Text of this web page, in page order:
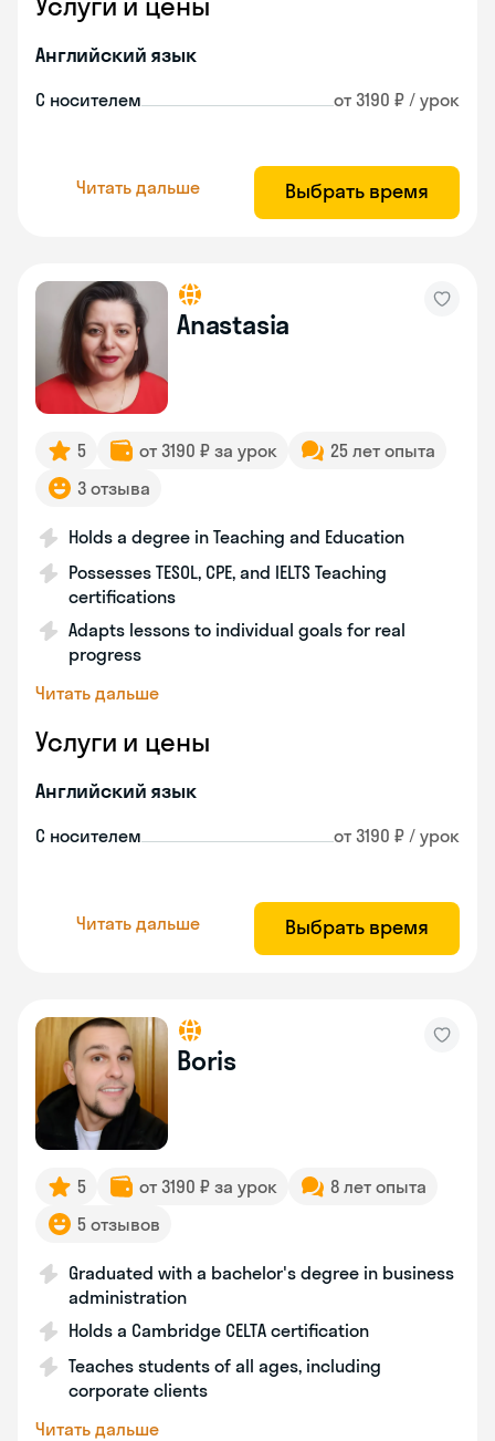
Английский язык
С носителем от 3190 ₽ / урок
Читать дальше Выбрать время
Anastasia
5 от 3190 ₽ за урок
25 лет опыта
3 отзыва
Holds a degree in Teaching and Education
Possesses TESOL, CPE, and IELTS Teaching
certifications
Adapts lessons to individual goals for real
progress
Читать дальше
Услуги и цены
Английский язык
С носителем от 3190 ₽ / урок
Читать дальше Выбрать время
Boris
5 от 3190 ₽ за урок
8 лет опыта
5 отзывов
Graduated with a bachelor's degree in business
administration
Holds a Cambridge CELTA certification
Teaches students of all ages, including
corporate clients
Читать дальше